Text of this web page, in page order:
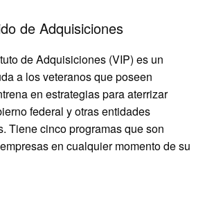
de Adquisiciones
de Adquisiciones (VIP) es un
a los veteranos que poseen
en estrategias para aterrizar
federal y otras entidades
Tiene cinco programas que son
en cualquier momento de su